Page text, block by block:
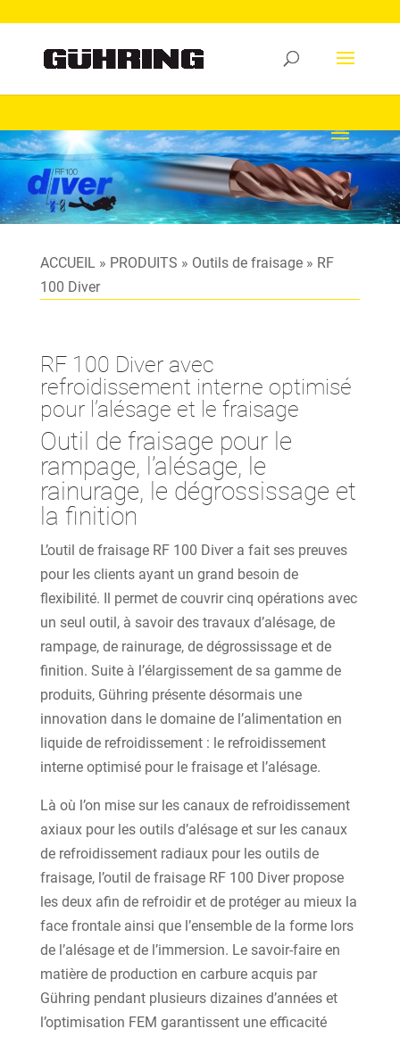
ACCUEIL» PRODUITS » Outils de fraisage» RF
100 Diver
RF 100 Diver avec
refroidissement interne optimisé
pour l’alésage et le fraisage
Outil de fraisage pour le
rampage, l’alésage, le
rainurage, le dégrossissage et
la finition
L’outil de fraisage RF 100 Diver a fait ses preuves
pour les clients ayant un grand besoin de
flexibilité. Il permet de couvrir cinq opérations avec
un seul outil, à savoir des travaux d’alésage, de
rampage, de rainurage, de dégrossissage et de
finition. Suite à l’élargissement de sa gamme de
produits, Gühring présente désormais une
innovation dans le domaine de l’alimentation en
liquide de refroidissement : le refroidissement
interne optimisé pour le fraisage et l’alésage.
Là où l’on mise sur les canaux de refroidissement
axiaux pour les outils d’alésage et sur les canaux
de refroidissement radiaux pour les outils de
fraisage, l’outil de fraisage RF 100 Diver propose
les deux afin de refroidir et de protéger au mieux la
face frontale ainsi que l’ensemble de la forme lors
de l’alésage et de l’immersion. Le savoir-faire en
matière de production en carbure acquis par
Gühring pendant plusieurs dizaines d’années et
l’optimisation FEM garantissent une efficacité